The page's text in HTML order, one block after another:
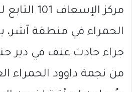
مركز الإسعاف
الحمراء في منطقة آشر،
جراء حادث عنف في دير
من نجمة داوود الحمراء